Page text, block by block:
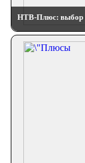
НТВ-Плюс: выбор